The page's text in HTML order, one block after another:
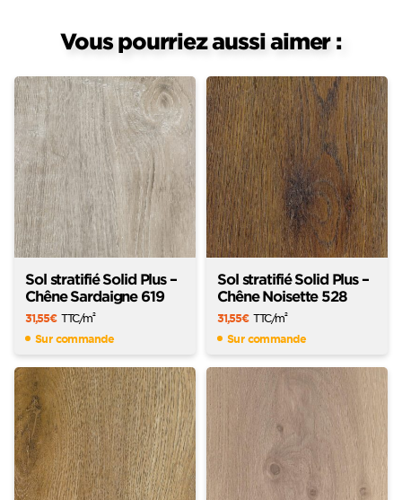
Vous pourriez aussi aimer :
Sol stratifié Solid Plus –
Chêne Sardaigne 619
31,55€ TTC/m2
Sur commande
Sol stratifié Solid Plus –
Chêne Noisette 528
31,55€ TTC/m2
Sur commande